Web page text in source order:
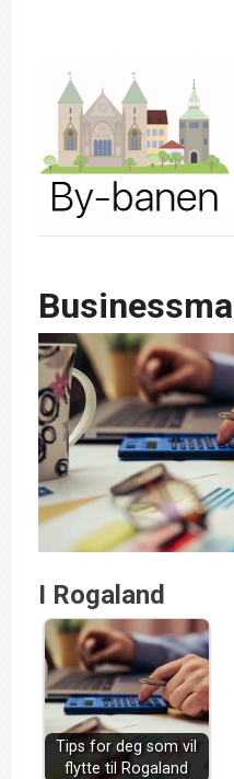
I Rogaland
Tips for deg som vil
flytte til Rogaland